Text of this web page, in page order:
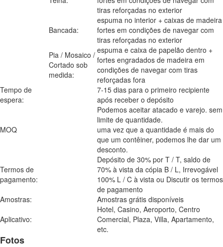
tiras reforçadas no exterior
Bancada:
espuma no interior + caixas de madeira
fortes em condições de navegar com
tiras reforçadas no exterior
Pia / Mosaico /
Cortado sob
medida:
espuma e caixa de papelão dentro +
fortes engradados de madeira em
condições de navegar com tiras
reforçadas fora
Tempo de
espera:
7-15 dias para o primeiro recipiente
após receber o depósito
MOQ
Podemos aceitar atacado e varejo. sem
limite de quantidade.
uma vez que a quantidade é mais do
que um contêiner, podemos lhe dar um
desconto.
Termos de
pagamento:
Depósito de 30% por T / T, saldo de
70% à vista da cópia B / L, Irrevogável
100% L / C à vista ou Discutir os termos
de pagamento
Amostras:
Amostras grátis disponíveis
Aplicativo:
Hotel, Casino, Aeroporto, Centro
Comercial, Plaza, Villa, Apartamento,
etc.
Fotos